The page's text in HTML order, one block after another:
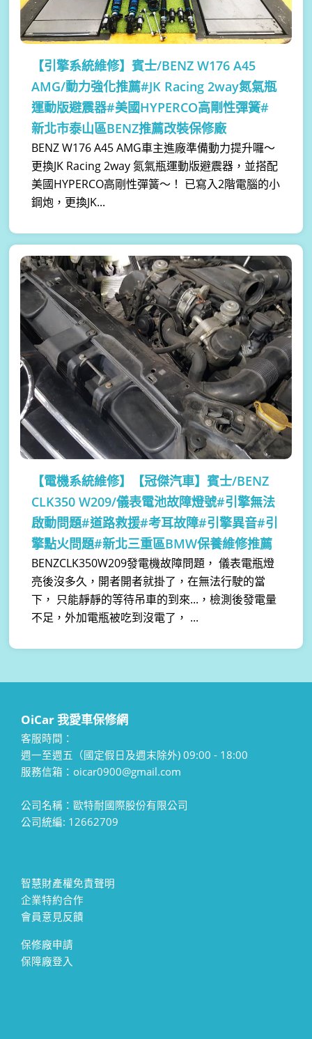
【引擎系統維修】賓士/BENZ W176 A45
AMG/動力強化推薦#JK Racing 2way氮氣瓶
運動版避震器#美國HYPERCO高剛性彈簧#
新北市泰山區BENZ推薦改裝保修廠
​BENZ W176 A45 AMG車主進廠準備動力提升囉～
更換JK Racing 2way 氮氣瓶運動版避震器，並搭配
美國HYPERCO高剛性彈簧～！ 已寫入2階電腦的小
鋼炮，更換JK...
【電機系統維修】
【冠傑汽車】賓士/BENZ
CLK350 W209/儀表電池故障燈號#引擎無法
啟動問題#道路救援#考耳故障#引擎異音#引
擎點火問題#新北三重區BMW保養維修推薦
BENZCLK350W209發電機故障問題， 儀表電瓶燈
亮後沒多久，開者開者就掛了，在無法行駛的當
下， 只能靜靜的等待吊車的到來...，檢測後發電量
不足，外加電瓶被吃到沒電了， ...
OiCar 我愛車保修網
客服時間：
週一至週五（國定假日及週末除外) 09:00 - 18:00
服務信箱：oicar0900@gmail.com
公司名稱：歐特耐國際股份有限公司
公司統編: 12662709
智慧財產權免責聲明
企業特約合作
會員意見反饋
保修廠申請
保障廠登入